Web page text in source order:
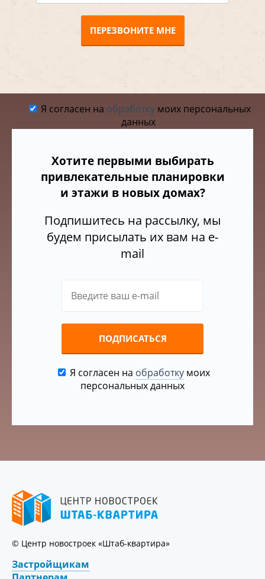
ПЕРЕЗВОНИТЕ МНЕ
Я согласен на обработкумоих персональных
данных
Хотите первыми выбирать
привлекательные планировки
и этажи в новых домах?
Подпишитесь на рассылку, мы
будем присылать их вам на e-
mail
ПОДПИСАТЬСЯ
Я согласен на обработкумоих
персональных данных
© Центр новостроек «Штаб-квартира»
Застройщикам